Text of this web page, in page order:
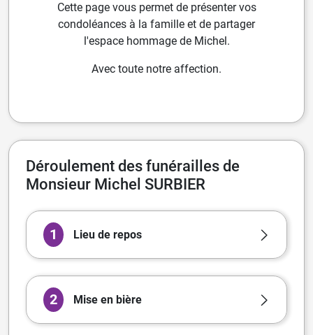
Cette page vous permet de présenter vos
condoléances à la famille et de partager
l'espace hommage de Michel.
Avec toute notre affection.
Déroulement des funérailles de
Monsieur Michel SURBIER
1 Lieu de repos
2 Mise en bière